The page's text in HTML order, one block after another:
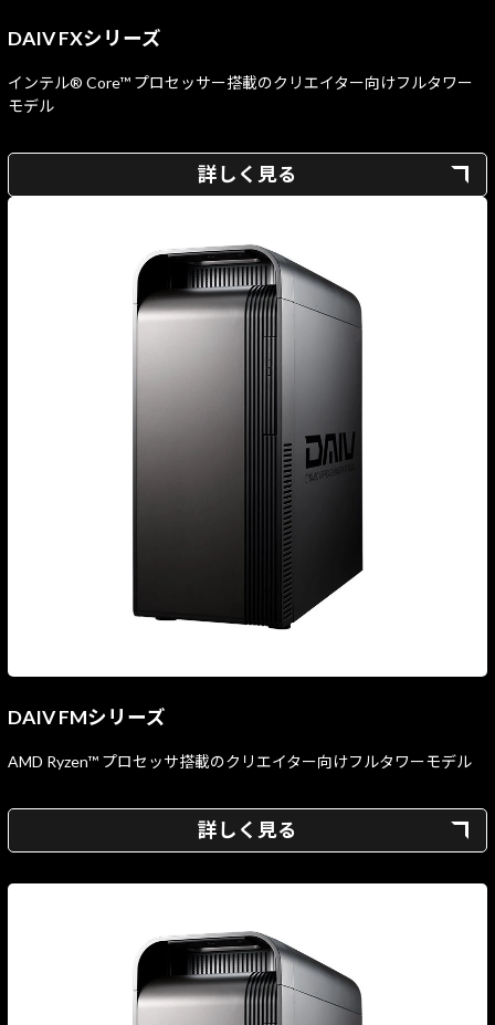
DAIV FXシリーズ
インテル® Core™ プロセッサー搭載のクリエイター向けフルタワー
モデル
詳しく見る
DAIV FMシリーズ
AMD Ryzen™ プロセッサ搭載のクリエイター向けフルタワーモデル
詳しく見る